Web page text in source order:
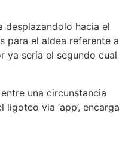
desplazandolo hacia el
para el aldea referente a
ya seri­a el segundo cual
una circunstancia
via ‘app’, encarga